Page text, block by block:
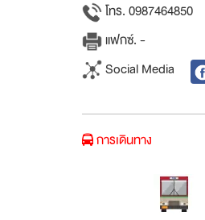
โทร. 0987464850
แฟกซ์. -
Social Media
การเดินทาง